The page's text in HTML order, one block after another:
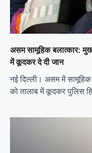
असम सामूहिक बलात्कार:
में कूदकर दे दी जान
नई दिल्ली। असम में
को तालाब में कूदकर पुलिस